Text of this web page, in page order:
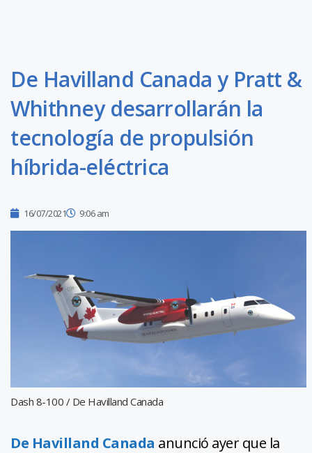
De Havilland Canada y Pratt &
Whithney desarrollarán la
tecnología de propulsión
híbrida-eléctrica
16/07/2021 9:06 am
Dash 8-100 / De Havilland Canada
De Havilland Canada anunció ayer que la